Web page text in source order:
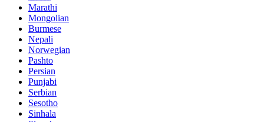
Marathi
Mongolian
Burmese
Nepali
Norwegian
Pashto
Persian
Punjabi
Serbian
Sesotho
Sinhala